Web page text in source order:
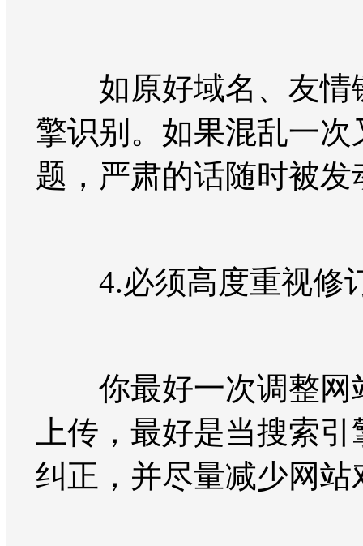
如原好域名、友情
擎识别。如果混乱一
题，严肃的话随时被
4.必须高度重视修
你最好一次调整网
上传，最好是当搜索
纠正，并尽量减少网